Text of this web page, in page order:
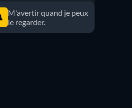
M'avertir quand je peux
le regarder.